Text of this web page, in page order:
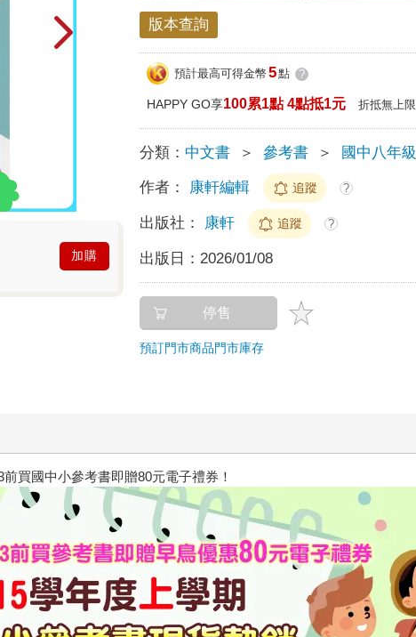
加購
版本查詢
預計最高可得金幣 5點 ?
HAPPY GO享100累1點 4點抵1元 折抵無上限
分類： 中文書 ＞ 參考書 ＞ 國中八年級
作者： 康軒編輯 追蹤 ?
出版社： 康軒 追蹤 ?
出版日： 2026/01/08
停售
預訂門市商品門市庫存
買國中小參考書即贈80元電子禮券！